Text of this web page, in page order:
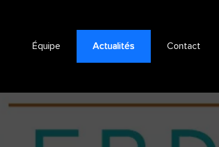
Équipe Actualités Contact